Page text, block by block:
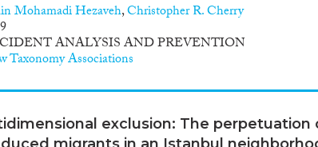
Mohamadi Hezaveh,Christopher R. Cherry
ANALYSIS AND PREVENTION
Taxonomy Associations
exclusion: The perpetuation